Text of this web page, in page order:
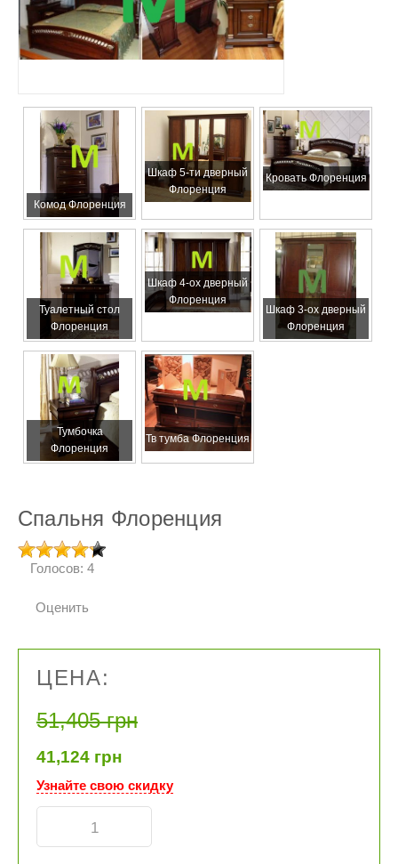
Комод Флоренция
Шкаф 5-ти дверный
Флоренция
Кровать Флоренция
Туалетный стол
Флоренция
Шкаф 4-ох дверный
Флоренция
Шкаф 3-ох дверный
Флоренция
Тумбочка
Флоренция
Тв тумба Флоренция
Спальня Флоренция
Голосов: 4
Оценить
ЦЕНА:
51,405 грн
41,124 грн
Узнайте свою скидку